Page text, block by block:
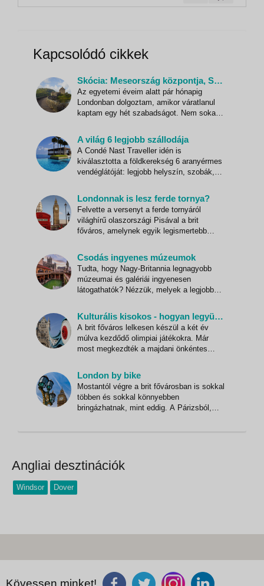
festőien szép hegységek és legelők között
Kapcsolódó cikkek
Skócia: Meseország központja, Smaragdváros
Az egyetemi éveim alatt pár hónapig
Londonban dolgoztam, amikor váratlanul
kaptam egy hét szabadságot. Nem sokat
rohantam is a Kings Cross pályaudvarra,
hogy megváltsam a jegyemet Skóciába!
Meseország központja, Smaragdváros
Séta a múltban "Hajas tehén" üldözé
A világ 6 legjobb szállodája
A Condé Nast Traveller idén is
kiválasztotta a földkerekség 6 aranyérmes
vendéglátóját: legjobb helyszín, szobák,
kategóriájában. 1. Legjobb helyszín: Aman
Sveti Stefan, Montenegro Sveti Stefan
szigetét egy vékony földhíd köti össze a
szárazfölddel. A száll
Londonnak is lesz ferde tornya?
Felvette a versenyt a ferde tornyáról
világhírű olaszországi Pisával a brit
főváros, amelynek egyik legismertebb
szintén egyre távolodik a függőleges
helyzettől. Az 1858-ban felépült, 97 méter
magas Big Ben - először csak a benne
lakozó óraharangot hívták így, d
Csodás ingyenes múzeumok
Tudta, hogy Nagy-Britannia legnagyobb
múzeumai és galériái ingyenesen
látogathatók? Nézzük, melyek a legjobbak!
Ez a csodálatos Nemzeti Múzeum a
történelem és kultúra néhány remekművén
keresztül mutatja be az egyedülálló skót
nemzet történelmét. 12. századi el
Kulturális kisokos - hogyan legyünk udvariasak idegenekkel
A brit főváros lelkesen készül a két év
múlva kezdődő olimpiai játékokra. Már
most megkezdték a majdani önkéntes
nyújt segítséget az a "kisokos", amelyből
kiderül, hogy az egyes nemzetek kulturális
különbségei milyen "veszélyeket" rejtenek
magukban. Ha p
London by bike
Mostantól végre a brit fővárosban is sokkal
többen és sokkal könnyebben
bringázhatnak, mint eddig. A Párizsból,
száz pontján tűntek fel az utóbbi napok
Angliai desztinációk
Windsor Dover
Kövessen minket!